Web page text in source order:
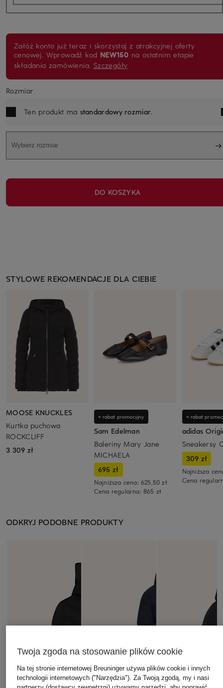
Załóż konto już teraz i skorzystaj z atrakcyjnej oferty
cenowej. Wprowadź kod NEW150 na ostatnim etapie
składania zamówienia. Szczegóły
Rozmiar
Ten produkt ma standardowy rozmiar.
Wybierz rozmiar
DO KOSZYKA
STYLOWE REKOMENDACJE DLA CIEBIE
MOOSE KNUCKLES
Kurtka puchowa
ROCKCLIFF
3 309 zł
+ rabat promocyjny
Sam Edelman
Baleriny Mary Jane
MICHAELA
695 zł
Najniższa cena: 625,50 zł
Cena regularna: 865 zł
+ rabat
adidas
Sneakersy
309 zł
Najniższa
Cena
ODKRYJ PODOBNE PRODUKTY
Twoja zgoda na stosowanie plików cookie
Na tej stronie internetowej Breuninger używa plików cookie i innych
technologii internetowych ("Narzędzia"). Za Twoją zgodą, my i nasi